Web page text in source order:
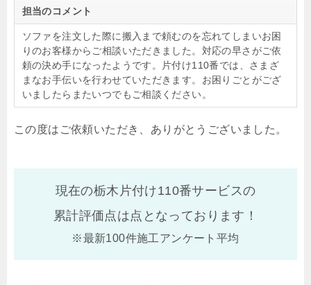
担当のコメント
ソファを注文した際に搬入まで頼むのを忘れてしまいお困
りのお客様からご相談いただきました。対応の早さがご依
頼の決め手になったようです。片付け110番では、さまざ
まなお手伝いを行わせていただきます。お困りごとがござ
いましたらまたいつでもご相談ください。
この度はご依頼いただき、ありがとうございました。
現在の栃木片付け110番サービスの
累計評価点は点となっております！
※最新100件施工アンケート平均